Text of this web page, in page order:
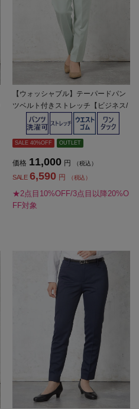
【ウォッシャブル】テーパードパン
ツベルト付きストレッチ【ビジネス/
セレモニー】無地SOFFICE通年【レ
ディース】
SALE 40%OFF OUTLET
価格 11,000 円 （税込）
SALE 6,590 円 （税込）
★2点目10%OFF/3点目以降20%O
FF対象